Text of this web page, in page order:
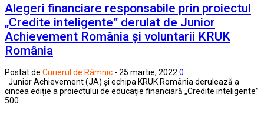
Alegeri financiare responsabile prin proiectul
„Credite inteligente” derulat de Junior
Achievement România și voluntarii KRUK
România
Postat de Curierul de Râmnic - 25 martie, 20220
Junior Achievement (JA) și echipa KRUK România derulează a
cincea ediție a proiectului de educație financiară „Credite inteligente”
500…